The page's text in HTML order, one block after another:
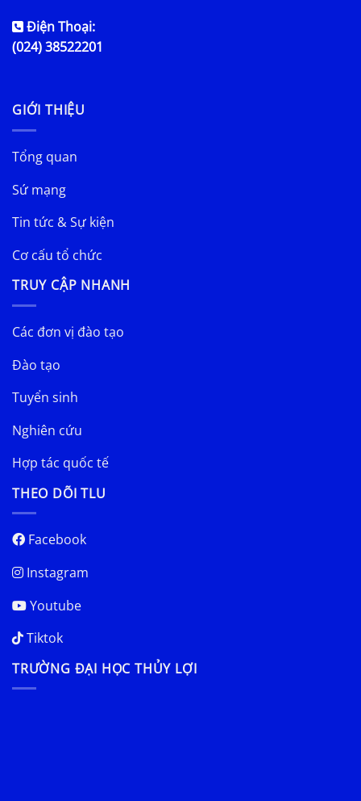
Điện Thoại:
(024) 38522201
GIỚI THIỆU
Tổng quan
Sứ mạng
Tin tức & Sự kiện
Cơ cấu tổ chức
TRUY CẬP NHANH
Các đơn vị đào tạo
Đào tạo
Tuyển sinh
Nghiên cứu
Hợp tác quốc tế
THEO DÕI TLU
Facebook
Instagram
Youtube
Tiktok
TRƯỜNG ĐẠI HỌC THỦY LỢI